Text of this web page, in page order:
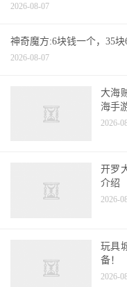
2026-08-07
神奇魔方:6块钱一个，35块
2026-08-07
大海
海手
2026-
开罗
介绍
2026-
玩具
备！
2026-